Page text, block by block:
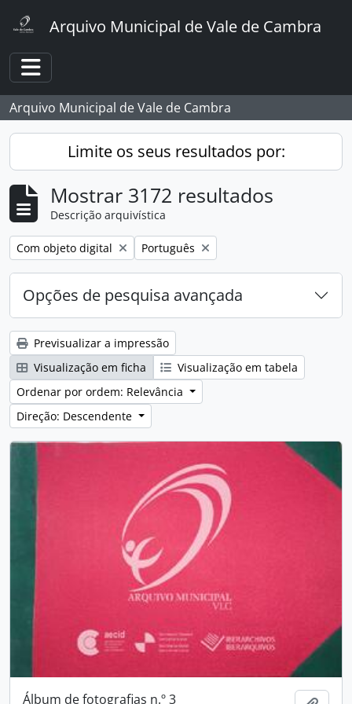
Arquivo Municipal de Vale de Cambra
Toggle navigation
Arquivo Municipal de Vale de Cambra
Limite os seus resultados por:
Mostrar 3172 resultados
Descrição arquivística
Remover filtro:
Com objeto digital Remover filtro:
Português
Opções de pesquisa avançada
Previsualizar a impressão
Visualização em ficha
Visualização em tabela
Ordenar por ordem: Relevância
Direção: Descendente
Álbum de fotografias n.º 3